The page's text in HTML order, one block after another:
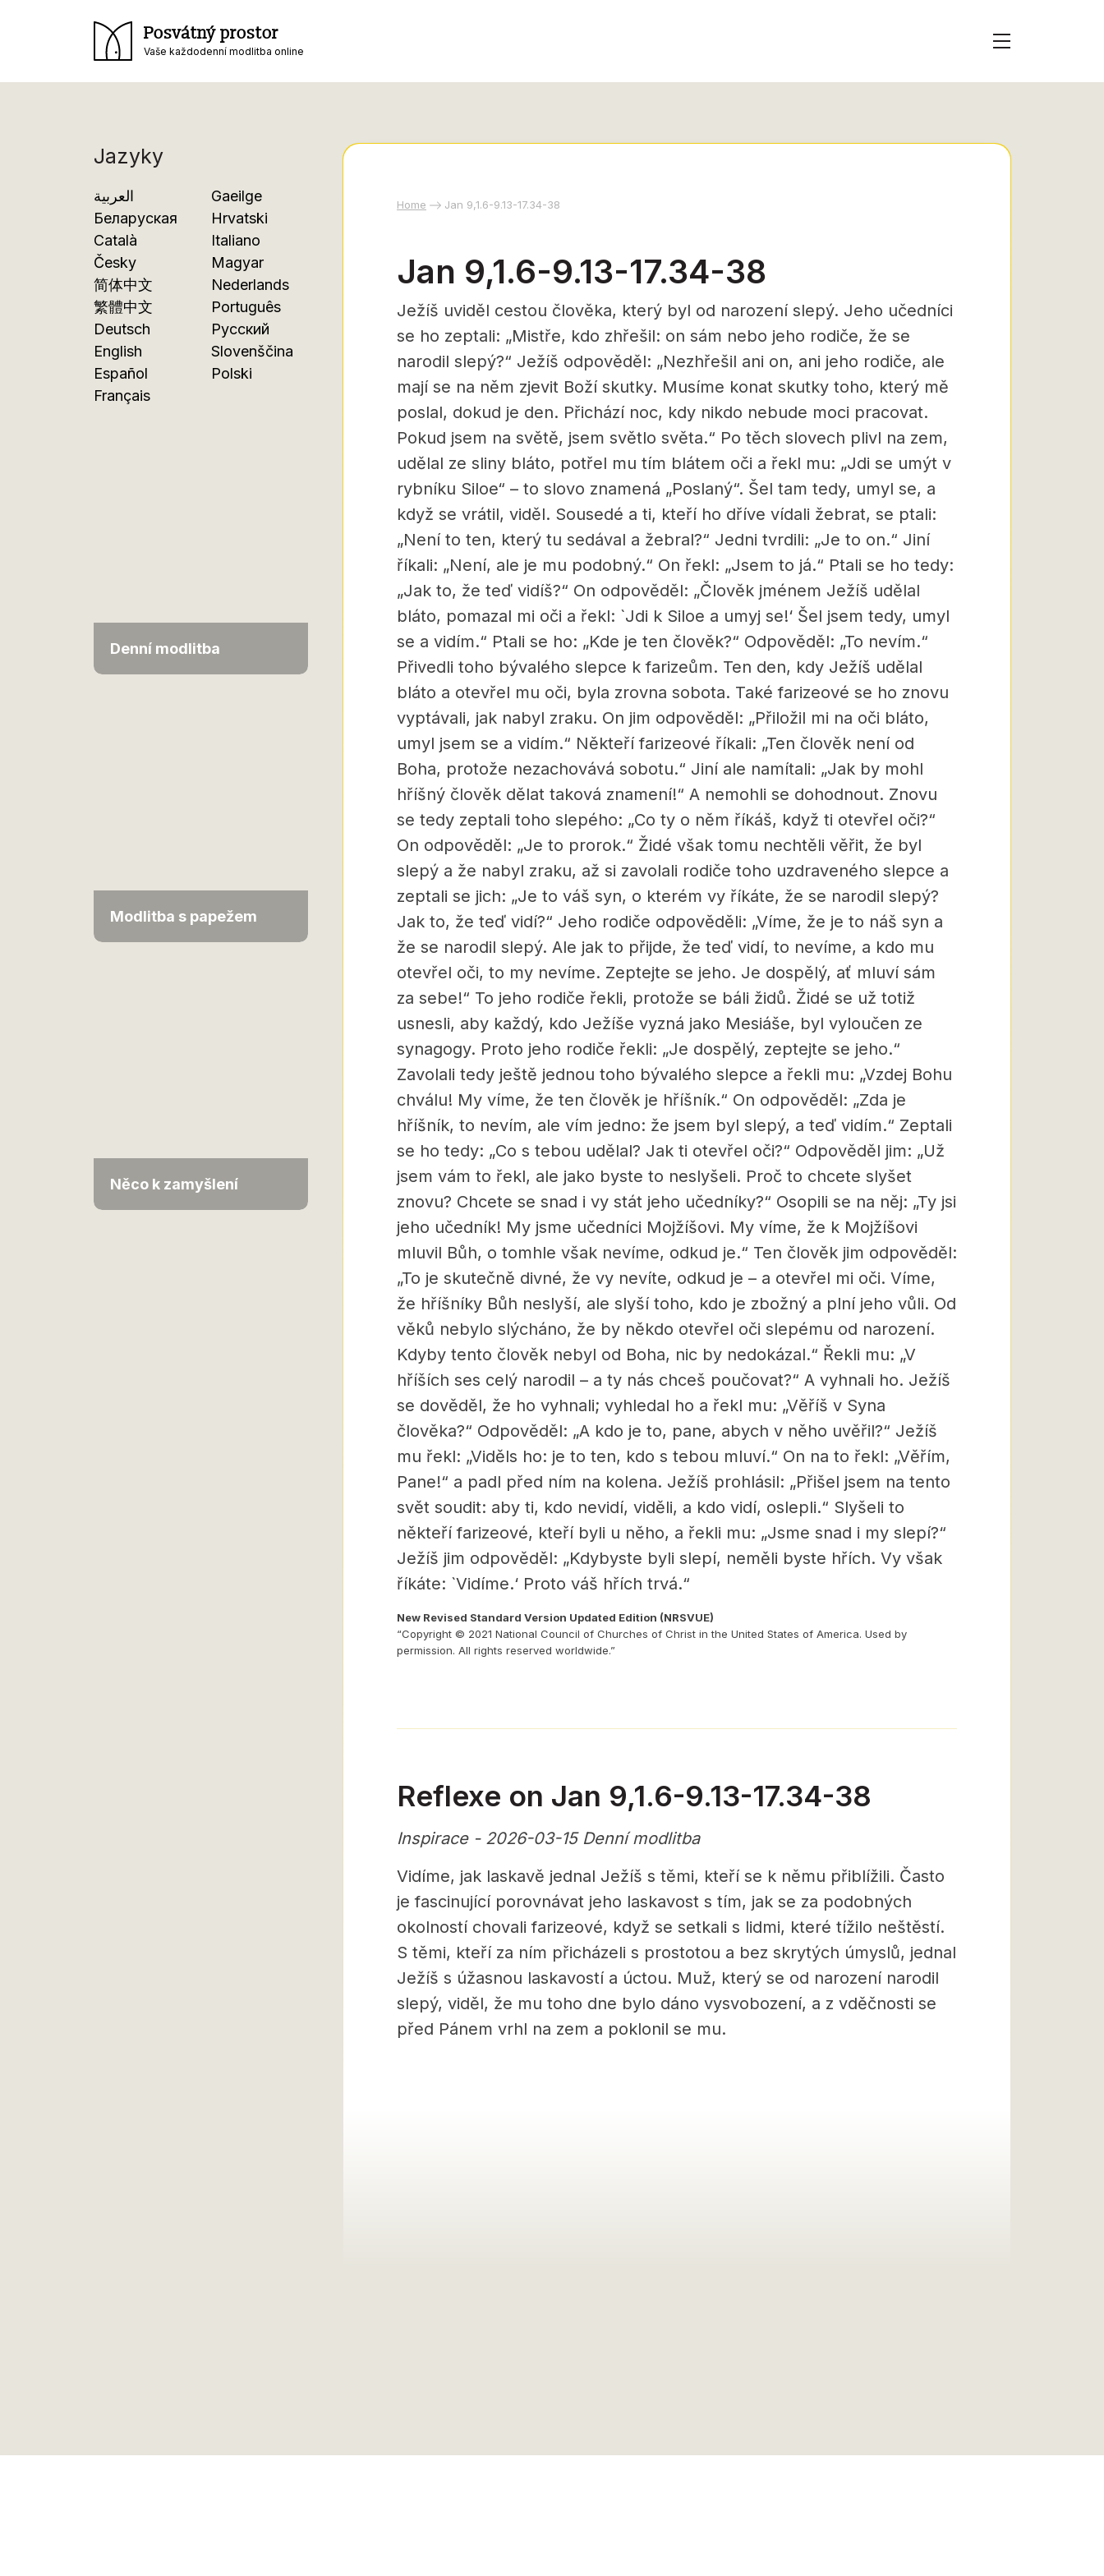
Posvátný prostor
Vaše každodenní modlitba online
Jazyky
العربية
Беларуская
Català
Česky
简体中文
繁體中文
Deutsch
English
Español
Français
Gaeilge
Hrvatski
Italiano
Magyar
Nederlands
Português
Русский
Slovenščina
Polski
Denní modlitba
Modlitba s papežem
Něco k zamyšlení
Home Jan 9,1.6-9.13-17.34-38
Jan 9,1.6-9.13-17.34-38
Ježíš uviděl cestou člověka, který byl od narození slepý. Jeho učedníci
se ho zeptali: „Mistře, kdo zhřešil: on sám nebo jeho rodiče, že se
narodil slepý?“ Ježíš odpověděl: „Nezhřešil ani on, ani jeho rodiče, ale
mají se na něm zjevit Boží skutky. Musíme konat skutky toho, který mě
poslal, dokud je den. Přichází noc, kdy nikdo nebude moci pracovat.
Pokud jsem na světě, jsem světlo světa.“ Po těch slovech plivl na zem,
udělal ze sliny bláto, potřel mu tím blátem oči a řekl mu: „Jdi se umýt v
rybníku Siloe“ – to slovo znamená „Poslaný“. Šel tam tedy, umyl se, a
když se vrátil, viděl. Sousedé a ti, kteří ho dříve vídali žebrat, se ptali:
„Není to ten, který tu sedával a žebral?“ Jedni tvrdili: „Je to on.“ Jiní
říkali: „Není, ale je mu podobný.“ On řekl: „Jsem to já.“ Ptali se ho tedy:
„Jak to, že teď vidíš?“ On odpověděl: „Člověk jménem Ježíš udělal
bláto, pomazal mi oči a řekl: `Jdi k Siloe a umyj se!‘ Šel jsem tedy, umyl
se a vidím.“ Ptali se ho: „Kde je ten člověk?“ Odpověděl: „To nevím.“
Přivedli toho bývalého slepce k farizeům. Ten den, kdy Ježíš udělal
bláto a otevřel mu oči, byla zrovna sobota. Také farizeové se ho znovu
vyptávali, jak nabyl zraku. On jim odpověděl: „Přiložil mi na oči bláto,
umyl jsem se a vidím.“ Někteří farizeové říkali: „Ten člověk není od
Boha, protože nezachovává sobotu.“ Jiní ale namítali: „Jak by mohl
hříšný člověk dělat taková znamení!“ A nemohli se dohodnout. Znovu
se tedy zeptali toho slepého: „Co ty o něm říkáš, když ti otevřel oči?“
On odpověděl: „Je to prorok.“ Židé však tomu nechtěli věřit, že byl
slepý a že nabyl zraku, až si zavolali rodiče toho uzdraveného slepce a
zeptali se jich: „Je to váš syn, o kterém vy říkáte, že se narodil slepý?
Jak to, že teď vidí?“ Jeho rodiče odpověděli: „Víme, že je to náš syn a
že se narodil slepý. Ale jak to přijde, že teď vidí, to nevíme, a kdo mu
otevřel oči, to my nevíme. Zeptejte se jeho. Je dospělý, ať mluví sám
za sebe!“ To jeho rodiče řekli, protože se báli židů. Židé se už totiž
usnesli, aby každý, kdo Ježíše vyzná jako Mesiáše, byl vyloučen ze
synagogy. Proto jeho rodiče řekli: „Je dospělý, zeptejte se jeho.“
Zavolali tedy ještě jednou toho bývalého slepce a řekli mu: „Vzdej Bohu
chválu! My víme, že ten člověk je hříšník.“ On odpověděl: „Zda je
hříšník, to nevím, ale vím jedno: že jsem byl slepý, a teď vidím.“ Zeptali
se ho tedy: „Co s tebou udělal? Jak ti otevřel oči?“ Odpověděl jim: „Už
jsem vám to řekl, ale jako byste to neslyšeli. Proč to chcete slyšet
znovu? Chcete se snad i vy stát jeho učedníky?“ Osopili se na něj: „Ty jsi
jeho učedník! My jsme učedníci Mojžíšovi. My víme, že k Mojžíšovi
mluvil Bůh, o tomhle však nevíme, odkud je.“ Ten člověk jim odpověděl:
„To je skutečně divné, že vy nevíte, odkud je – a otevřel mi oči. Víme,
že hříšníky Bůh neslyší, ale slyší toho, kdo je zbožný a plní jeho vůli. Od
věků nebylo slýcháno, že by někdo otevřel oči slepému od narození.
Kdyby tento člověk nebyl od Boha, nic by nedokázal.“ Řekli mu: „V
hříších ses celý narodil – a ty nás chceš poučovat?“ A vyhnali ho. Ježíš
se dověděl, že ho vyhnali; vyhledal ho a řekl mu: „Věříš v Syna
člověka?“ Odpověděl: „A kdo je to, pane, abych v něho uvěřil?“ Ježíš
mu řekl: „Viděls ho: je to ten, kdo s tebou mluví.“ On na to řekl: „Věřím,
Pane!“ a padl před ním na kolena. Ježíš prohlásil: „Přišel jsem na tento
svět soudit: aby ti, kdo nevidí, viděli, a kdo vidí, oslepli.“ Slyšeli to
někteří farizeové, kteří byli u něho, a řekli mu: „Jsme snad i my slepí?“
Ježíš jim odpověděl: „Kdybyste byli slepí, neměli byste hřích. Vy však
říkáte: `Vidíme.‘ Proto váš hřích trvá.“
New Revised Standard Version Updated Edition (NRSVUE)
“Copyright © 2021 National Council of Churches of Christ in the United States of America. Used by
permission. All rights reserved worldwide.”
Reflexe on Jan 9,1.6-9.13-17.34-38
Inspirace - 2026-03-15 Denní modlitba
Vidíme, jak laskavě jednal Ježíš s těmi, kteří se k němu přiblížili. Často
je fascinující porovnávat jeho laskavost s tím, jak se za podobných
okolností chovali farizeové, když se setkali s lidmi, které tížilo neštěstí.
S těmi, kteří za ním přicházeli s prostotou a bez skrytých úmyslů, jednal
Ježíš s úžasnou laskavostí a úctou. Muž, který se od narození narodil
slepý, viděl, že mu toho dne bylo dáno vysvobození, a z vděčnosti se
před Pánem vrhl na zem a poklonil se mu.